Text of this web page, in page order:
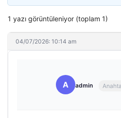
1 yazı görüntüleniyor (toplam 1)
04/07/2026: 10:14 am
A admin